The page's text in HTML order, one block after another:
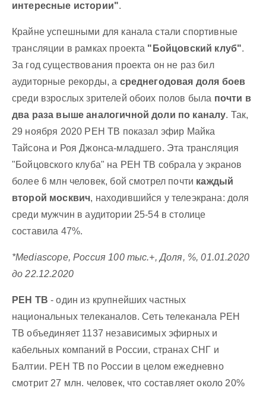
интересные истории".
Крайне успешными для канала стали спортивные
трансляции в рамках проекта "Бойцовский клуб".
За год существования проекта он не раз бил
аудиторные рекорды, а среднегодовая доля боев
среди взрослых зрителей обоих полов была почти в
два раза выше аналогичной доли по каналу. Так,
29 ноября 2020 РЕН ТВ показал эфир Майка
Тайсона и Роя Джонса-младшего. Эта трансляция
"Бойцовского клуба" на РЕН ТВ собрала у экранов
более 6 млн человек, бой смотрел почти каждый
второй москвич, находившийся у телеэкрана: доля
среди мужчин в аудитории 25-54 в столице
составила 47%.
*Mediascope, Россия 100 тыс.+, Доля, %, 01.01.2020
до 22.12.2020
РЕН ТВ - один из крупнейших частных
национальных телеканалов. Сеть телеканала РЕН
ТВ объединяет 1137 независимых эфирных и
кабельных компаний в России, странах СНГ и
Балтии. РЕН ТВ по России в целом ежедневно
смотрит 27 млн. человек, что составляет около 20%